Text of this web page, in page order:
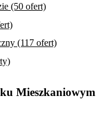
(50 ofert)
(117 ofert)
Mieszkaniowym